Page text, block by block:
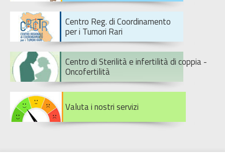
Centro Reg. di Coordinamento
per i Tumori Rari
Centro di Sterilità e infertilità di coppia -
Oncofertilità
Valuta i nostri servizi